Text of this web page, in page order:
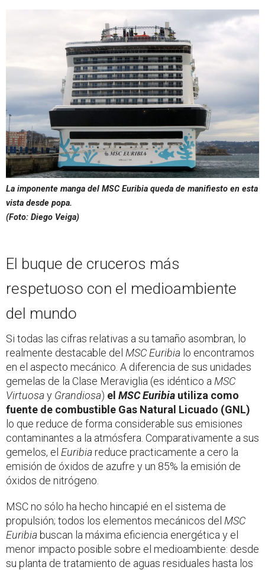
La imponente manga del MSC Euribia queda de manifiesto en esta
vista desde popa.
(Foto: Diego Veiga)
El buque de cruceros más
respetuoso con el medioambiente
del mundo
Si todas las cifras relativas a su tamaño asombran, lo
realmente destacable del MSC Euribia lo encontramos
en el aspecto mecánico. A diferencia de sus unidades
gemelas de la Clase Meraviglia (es idéntico a MSC
Virtuosay Grandiosa) el MSC Euribia utiliza como
fuente de combustible Gas Natural Licuado (GNL)
lo que reduce de forma considerable sus emisiones
contaminantes a la atmósfera. Comparativamente a sus
gemelos, el Euribiareduce practicamente a cero la
emisión de óxidos de azufre y un 85% la emisión de
óxidos de nitrógeno.
MSC no sólo ha hecho hincapié en el sistema de
propulsión; todos los elementos mecánicos del MSC
Euribiabuscan la máxima eficiencia energética y el
menor impacto posible sobre el medioambiente: desde
su planta de tratamiento de aguas residuales hasta los